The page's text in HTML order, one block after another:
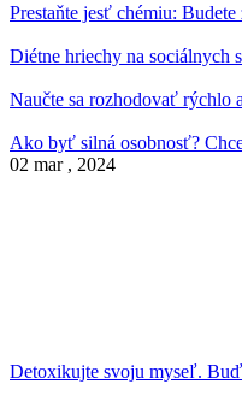
Prestaňte jesť chémiu: Budete
Diétne hriechy na sociálnych
Naučte sa rozhodovať rýchlo
Ako byť silná osobnosť?
02 mar , 2024
Detoxikujte svoju myseľ.